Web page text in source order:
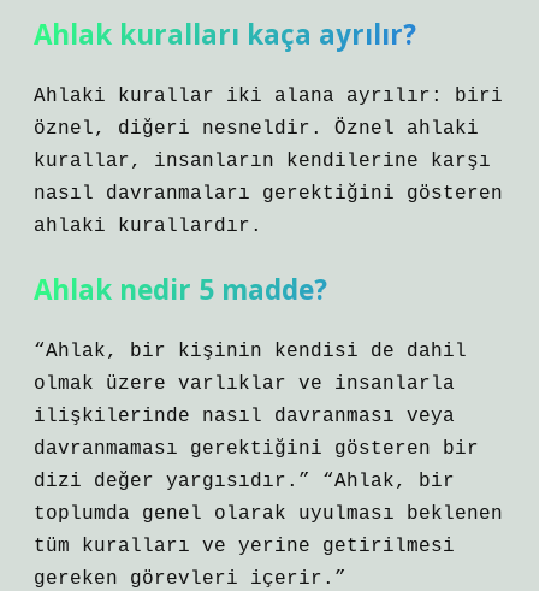
Ahlak kuralları kaça ayrılır?
Ahlaki kurallar iki alana ayrılır: biri
öznel, diğeri nesneldir. Öznel ahlaki
kurallar, insanların kendilerine karşı
nasıl davranmaları gerektiğini gösteren
ahlaki kurallardır.
Ahlak nedir 5 madde?
“Ahlak, bir kişinin kendisi de dahil
olmak üzere varlıklar ve insanlarla
ilişkilerinde nasıl davranması veya
davranmaması gerektiğini gösteren bir
dizi değer yargısıdır.” “Ahlak, bir
toplumda genel olarak uyulması beklenen
tüm kuralları ve yerine getirilmesi
gereken görevleri içerir.”